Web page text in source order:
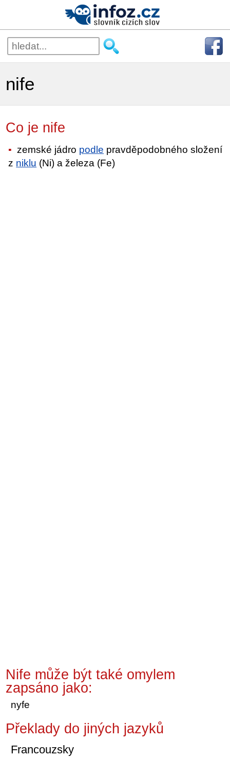
nife
Co je nife
zemské jádro podle pravděpodobného složení
z niklu (Ni) a železa (Fe)
Nife může být také omylem
zapsáno jako:
nyfe
Překlady do jiných jazyků
Francouzsky